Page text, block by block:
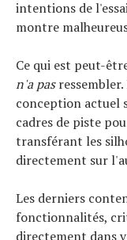
intentions de
montre
Ce qui est peut-
n'a pas
conception actuel
cadres de piste
transférant les
directement sur
Les derniers
fonctionnalités,
directement dans